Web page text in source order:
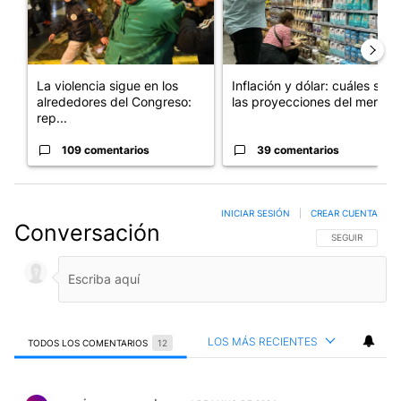
La violencia sigue en los
alrededores del Congreso:
rep...
109 comentarios
Inflación y dólar: cuáles son
las proyecciones del merc...
39 comentarios
Conversación SIGA ESTA
SEGUIR
INICIAR SESIÓN CREAR CUENTA
TODOS LOS COMENTARIOS 12 LOS MÁS RECIENTES